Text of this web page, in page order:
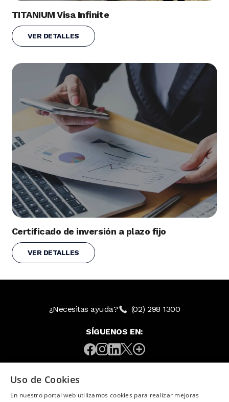
TITANIUM Visa Infinite
VER DETALLES
Certificado de inversión a plazo fijo
VER DETALLES
¿Necesitas ayuda? (02) 298 1300
SÍGUENOS EN:
Image
Uso de Cookies
En nuestro portal web utilizamos cookies para realizar mejoras